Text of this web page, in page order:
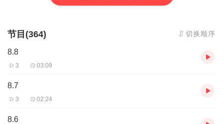
节目(364) 切换顺序
8.8
3 03:09
8.7
3 02:24
8.6